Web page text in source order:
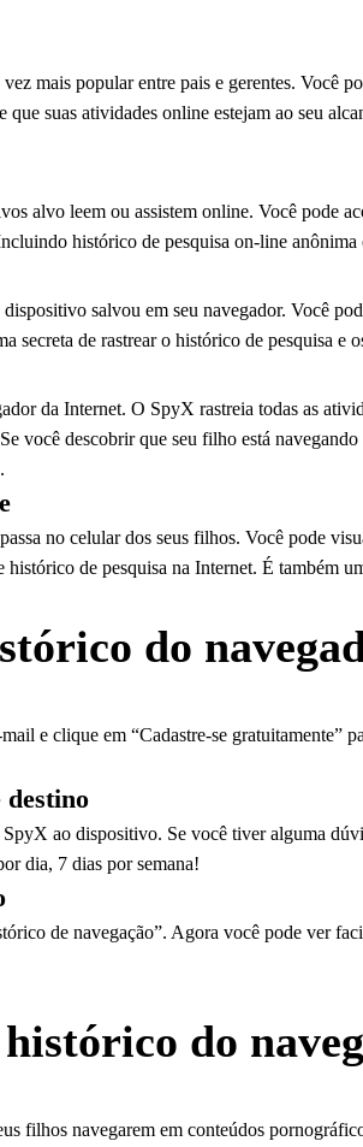
mais popular entre pais e gerentes. Você
suas atividades online estejam ao seu
alvo leem ou assistem online. Você pode
histórico de pesquisa on-line anônima
salvou em seu navegador. Você
secreta de rastrear o histórico de pesquisa e
da Internet. O SpyX rastreia todas as
você descobrir que seu filho está
no celular dos seus filhos. Você pode
histórico de pesquisa na Internet. É também
do
e clique em “Cadastre-se gratuitamente”
destino
ao dispositivo. Se você tiver alguma
dia, 7 dias por semana!
de navegação”. Agora você pode ver
do
filhos navegarem em conteúdos